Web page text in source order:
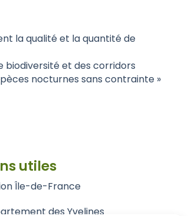
la qualité et la quantité de
biodiversité et des corridors
nocturnes sans contrainte »
utiles
Île-de-France
des Yvelines